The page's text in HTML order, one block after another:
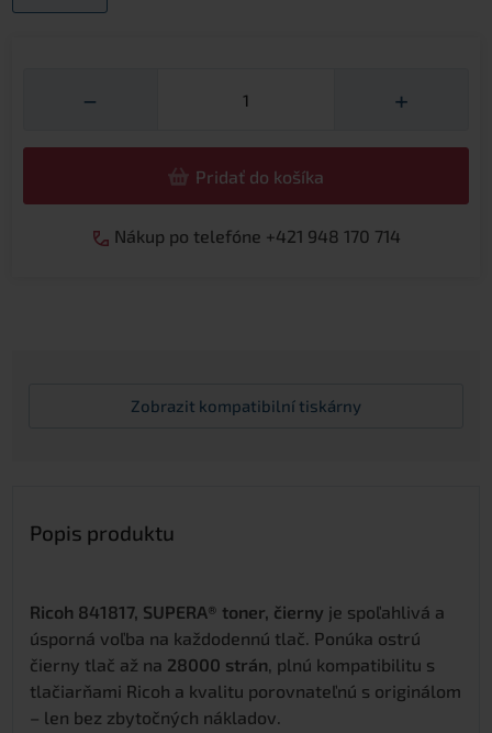
− +
Pridať do košíka
Nákup po telefóne +421 948 170 714
Zobrazit kompatibilní tiskárny
Popis produktu
Ricoh 841817, SUPERA® toner, čierny je spoľahlivá a
úsporná voľba na každodennú tlač. Ponúka ostrú
čierny tlač až na 28000 strán, plnú kompatibilitu s
tlačiarňami Ricoh a kvalitu porovnateľnú s originálom
– len bez zbytočných nákladov.